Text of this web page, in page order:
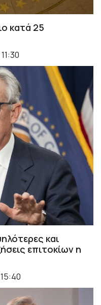
κατά 25
και
επιτοκίων η